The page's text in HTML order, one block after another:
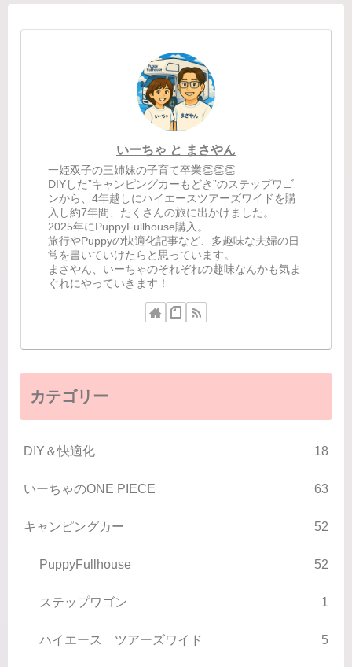
いーちゃ と まさやん
一姫双子の三姉妹の子育て卒業👏👏👏
DIYした”キャンピングカーもどき”のステップワゴ
ンから、4年越しにハイエースツアーズワイドを購
入し約7年間、たくさんの旅に出かけました。
2025年にPuppyFullhouse購入。
旅行やPuppyの快適化記事など、多趣味な夫婦の日
常を書いていけたらと思っています。
まさやん、いーちゃのそれぞれの趣味なんかも気ま
ぐれにやっていきます！
カテゴリー
DIY＆快適化 18
いーちゃのONE PIECE 63
キャンピングカー 52
PuppyFullhouse 52
ステップワゴン 1
ハイエース ツアーズワイド 5